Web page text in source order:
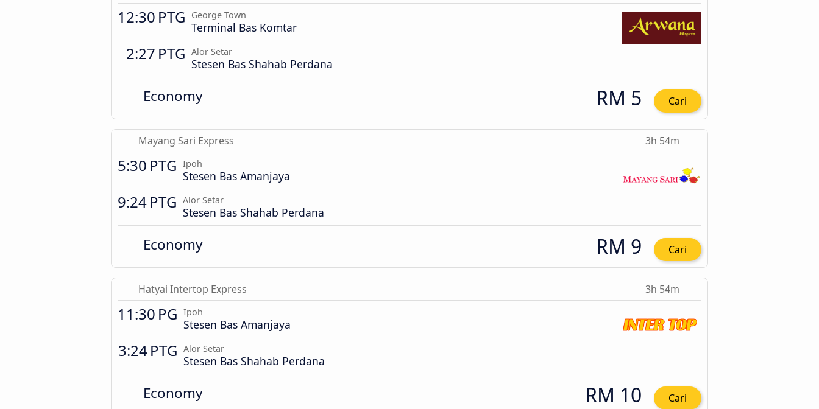
12:30 PTG George Town
Terminal Bas Komtar
2:27 PTG Alor Setar
Stesen Bas Shahab Perdana
Economy RM 5 Cari
Mayang Sari Express 3h 54m
5:30 PTG Ipoh
Stesen Bas Amanjaya
9:24 PTG Alor Setar
Stesen Bas Shahab Perdana
Economy RM 9 Cari
Hatyai Intertop Express 3h 54m
11:30 PG Ipoh
Stesen Bas Amanjaya
3:24 PTG Alor Setar
Stesen Bas Shahab Perdana
Economy RM 10 Cari